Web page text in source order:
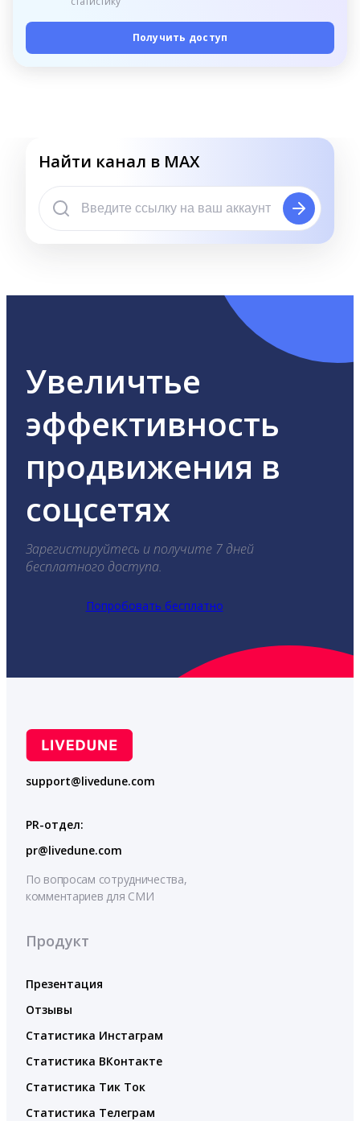
Получить доступ
Найти канал в MAX
Увеличтье
эффективность
продвижения в
соцсетях
Зарегистируйтесь и получите 7 дней
бесплатного доступа.
Попробовать бесплатно
support@livedune.com
PR-отдел:
pr@livedune.com
По вопросам сотрудничества,
комментариев для СМИ
Продукт
Презентация
Отзывы
Статистика Инстаграм
Статистика ВКонтакте
Статистика Тик Ток
Статистика Телеграм